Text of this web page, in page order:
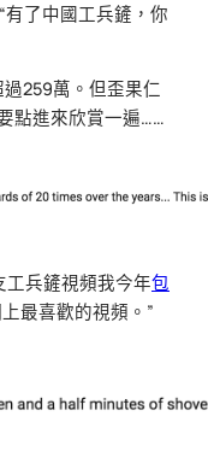
了中國工兵鏟，你
259萬。但歪果仁
點進來欣賞一遍……
兵鏟視頻我今年包
最喜歡的視頻。”